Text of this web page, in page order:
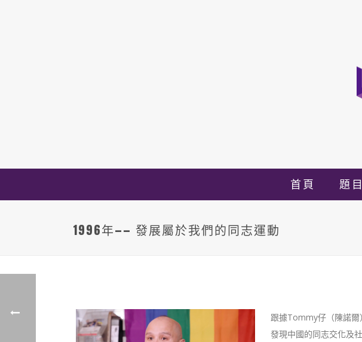
首頁 題目
1996年—— 發展屬於我們的同志運動
跟據Tommy仔（陳諾爾
發現中國的同志交化及